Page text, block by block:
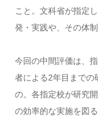
こと。文科省が指定
発・実践や、その体
今回の中間評価は、
者による2年目までの
の。各指定校が研究
の効率的な実施を図